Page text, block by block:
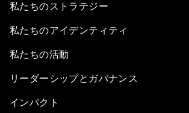
私たちのストラテジー
私たちのアイデンティティ
私たちの活動
リーダーシップとガバナンス
インパクト